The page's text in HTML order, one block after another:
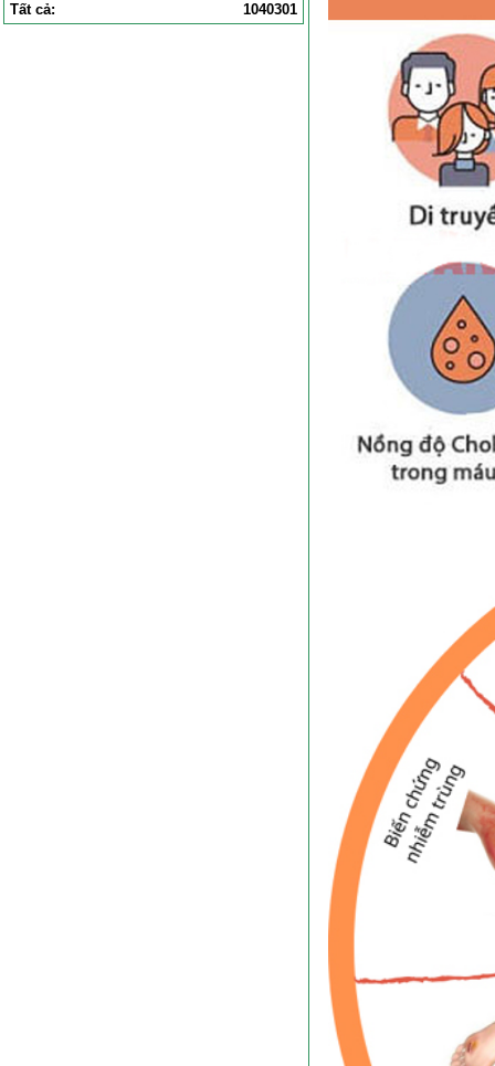
Tất cả:
1040301